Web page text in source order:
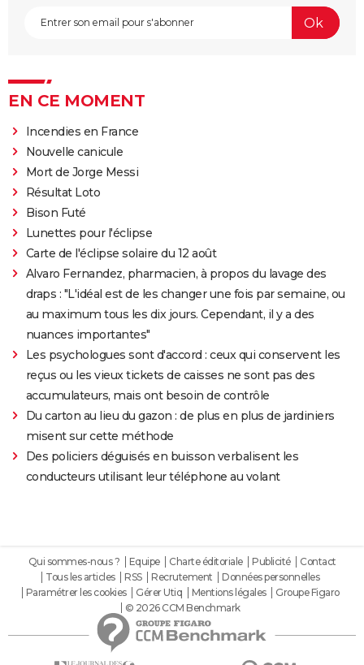
EN CE MOMENT
Incendies en France
Nouvelle canicule
Mort de Jorge Messi
Résultat Loto
Bison Futé
Lunettes pour l'éclipse
Carte de l'éclipse solaire du 12 août
Alvaro Fernandez, pharmacien, à propos du lavage des
draps : "L'idéal est de les changer une fois par semaine, ou
au maximum tous les dix jours. Cependant, il y a des
nuances importantes"
Les psychologues sont d'accord : ceux qui conservent les
reçus ou les vieux tickets de caisses ne sont pas des
accumulateurs, mais ont besoin de contrôle
Du carton au lieu du gazon : de plus en plus de jardiniers
misent sur cette méthode
Des policiers déguisés en buisson verbalisent les
conducteurs utilisant leur téléphone au volant
Qui sommes-nous ? Equipe Charte éditoriale Publicité
Contact
Tous les articles
RSS Recrutement
Données personnelles
Paramétrer les cookies
Gérer Utiq Mentions légales
Groupe Figaro
© 2026 CCM Benchmark